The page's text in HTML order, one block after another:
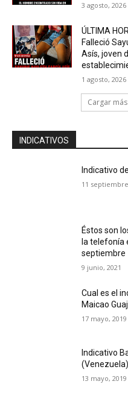
3 agosto, 2026
ÚLTIMA
Falleció
Asís, joven
1 agosto, 2026
Cargar más
INDICATIVOS
Indicativo
11
Éstos son
la telefonía
septiembre
9 junio, 2021
Cual es el
Maicao
17 mayo, 2019
Indicativo
(Venezuela)
13 mayo, 2019